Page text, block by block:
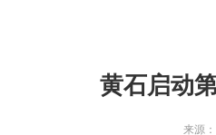
黄石启动
来源